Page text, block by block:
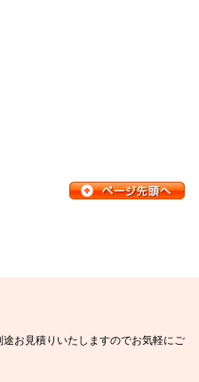
お見積りいたしますのでお気軽にご